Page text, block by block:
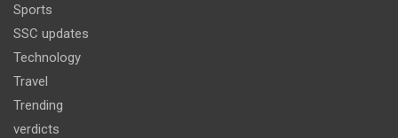
Sports
SSC updates
Technology
Travel
Trending
verdicts